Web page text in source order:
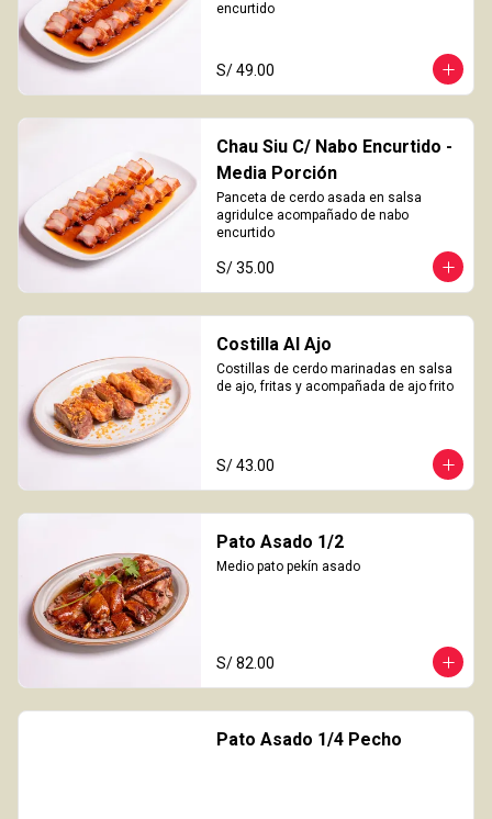
encurtido
S/ 49.00
Chau Siu C/ Nabo Encurtido -
Media Porción
Panceta de cerdo asada en salsa
agridulce acompañado de nabo
encurtido
S/ 35.00
Costilla Al Ajo
Costillas de cerdo marinadas en salsa
de ajo, fritas y acompañada de ajo frito
S/ 43.00
Pato Asado 1/2
Medio pato pekín asado
S/ 82.00
Pato Asado 1/4 Pecho